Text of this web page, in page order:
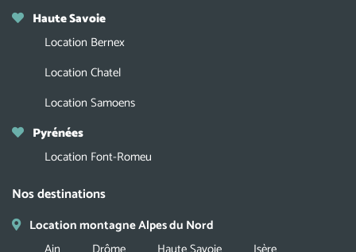
Haute Savoie
Location Bernex
Location Chatel
Location Samoens
Pyrénées
Location Font-Romeu
Nos destinations
Location montagne Alpes du Nord